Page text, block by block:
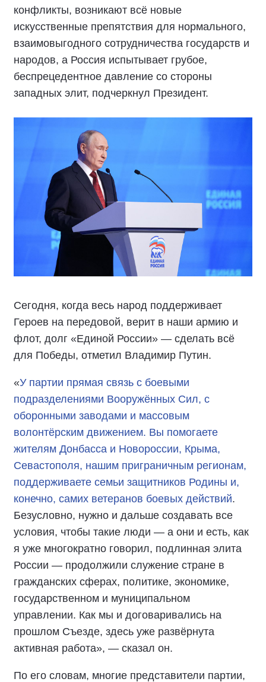
конфликты, возникают всё новые
искусственные препятствия для нормального,
взаимовыгодного сотрудничества государств и
народов, а Россия испытывает грубое,
беспрецедентное давление со стороны
западных элит, подчеркнул Президент.
Сегодня, когда весь народ поддерживает
Героев на передовой, верит в наши армию и
флот, долг «Единой России» — сделать всё
для Победы, отметил Владимир Путин.
«У партии прямая связь с боевыми
подразделениями Вооружённых Сил, с
оборонными заводами и массовым
волонтёрским движением. Вы помогаете
жителям Донбасса и Новороссии, Крыма,
Севастополя, нашим приграничным регионам,
поддерживаете семьи защитников Родины и,
конечно, самих ветеранов боевых действий.
Безусловно, нужно и дальше создавать все
условия, чтобы такие люди — а они и есть, как
я уже многократно говорил, подлинная элита
России — продолжили служение стране в
гражданских сферах, политике, экономике,
государственном и муниципальном
управлении. Как мы и договаривались на
прошлом Съезде, здесь уже развёрнута
активная работа», — сказал он.
По его словам, многие представители партии,